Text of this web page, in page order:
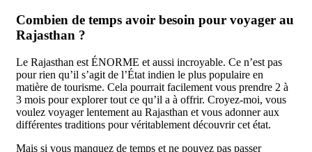
Combien de temps avoir besoin pour voyager au
Rajasthan ?
Le Rajasthan est ÉNORME et aussi incroyable. Ce n’est pas
pour rien qu’il s’agit de l’État indien le plus populaire en
matière de tourisme. Cela pourrait facilement vous prendre 2 à
3 mois pour explorer tout ce qu’il a à offrir. Croyez-moi, vous
voulez voyager lentement au Rajasthan et vous adonner aux
différentes traditions pour véritablement découvrir cet état.
Mais si vous manquez de temps et ne pouvez pas passer